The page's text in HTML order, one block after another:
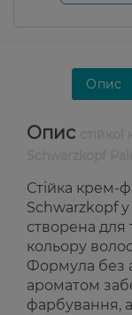
Опис
Опис
Стійка крем-
Schwarzkopf у
створена для
кольору
Формула без
ароматом
фарбування,